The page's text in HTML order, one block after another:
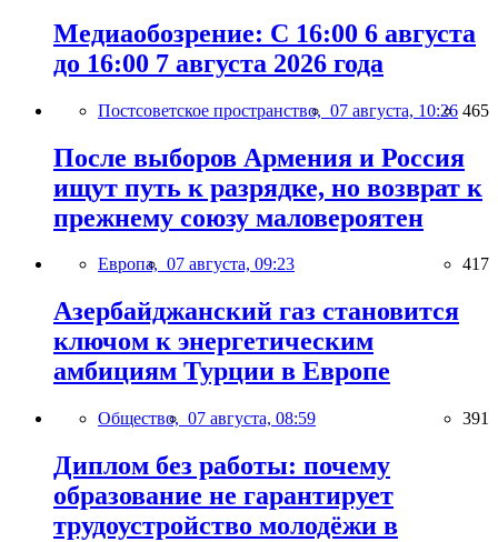
Медиаобозрение: С 16:00 6 августа
до 16:00 7 августа 2026 года
Постсоветское пространство, 07 августа, 10:26 465
После выборов Армения и Россия
ищут путь к разрядке, но возврат к
прежнему союзу маловероятен
Европа, 07 августа, 09:23 417
Азербайджанский газ становится
ключом к энергетическим
амбициям Турции в Европе
Общество, 07 августа, 08:59 391
Диплом без работы: почему
образование не гарантирует
трудоустройство молодёжи в